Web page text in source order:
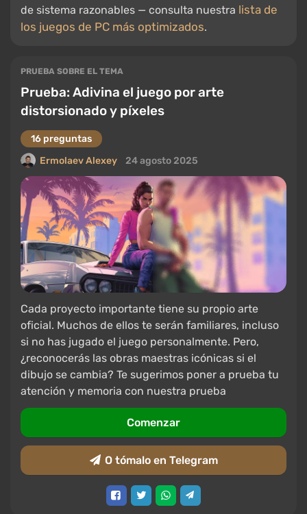
de sistema razonables — consulta nuestra lista de
los juegos de PC más optimizados.
PRUEBA SOBRE EL TEMA
Prueba: Adivina el juego por arte
distorsionado y píxeles
16 preguntas
Ermolaev Alexey
24 agosto 2025
Cada proyecto importante tiene su propio arte
oficial. Muchos de ellos te serán familiares, incluso
si no has jugado el juego personalmente. Pero,
¿reconocerás las obras maestras icónicas si el
dibujo se cambia? Te sugerimos poner a prueba tu
atención y memoria con nuestra prueba
Comenzar
O tómalo en Telegram